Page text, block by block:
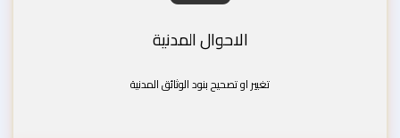
الاحوال المدنية
تغيير او تصحيح بنود الوثائق المدنية